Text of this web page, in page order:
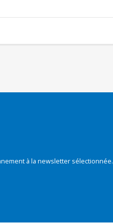
à la newsletter sélectionnée.